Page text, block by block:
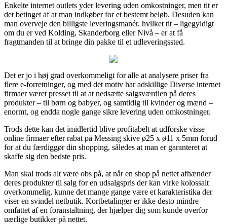
Enkelte internet outlets yder levering uden omkostninger, men tit er
det betinget af at man indkøber for et bestemt beløb. Desuden kan
man overveje den billigste leveringsmanér, hvilket tit – ligegyldigt
om du er ved Kolding, Skanderborg eller Nivå – er at få
fragtmanden til at bringe din pakke til et udleveringssted.
Det er jo i høj grad overkommeligt for alle at analysere priser fra
flere e-forretninger, og med det motiv har adskillige Diverse internet
firmaer været presset til at at nedsætte salgsværdien på deres
produkter – til børn og babyer, og samtidig til kvinder og mænd –
enormt, og endda nogle gange sikre levering uden omkostninger.
Trods dette kan det imidlertid blive profitabelt at udforske visse
online firmaer efter rabat på Messing skive ø25 x ø11 x 5mm forud
for at du færdiggør din shopping, således at man er garanteret at
skaffe sig den bedste pris.
Man skal trods alt være obs på, at når en shop på nettet afhænder
deres produkter til salg for en udsalgspris der kan virke kolossalt
overkommelig, kunne det mange gange være et karakteristika der
viser en svindel netbutik. Kortbetalinger er ikke desto mindre
omfattet af en foranstaltning, der hjælper dig som kunde overfor
uærlige butikker på nettet.